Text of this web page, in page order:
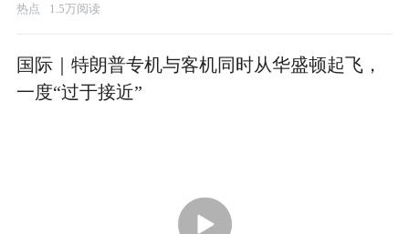
热点 1.5万阅读
国际｜特朗普专机与客机同时从华盛顿起飞，
一度“过于接近”